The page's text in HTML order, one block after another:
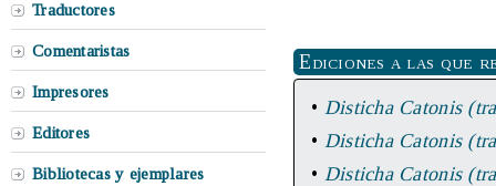
Traductores
Comentaristas
Impresores
Editores
Bibliotecas y ejemplares
Ediciones a las que
• Disticha Catonis
• Disticha Catonis
• Disticha Catonis